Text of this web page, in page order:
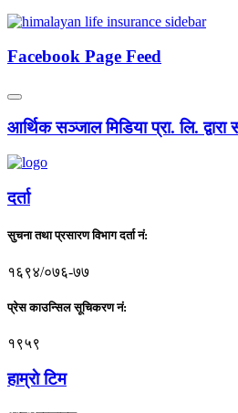
Facebook Page Feed
आर्थिक सञ्जाल मिडिया प्रा. लि. द्वारा
दर्ता
सुचना तथा प्रसारण विभाग दर्ता नं:
१६९४/०७६-७७
प्रेस काउन्सिल सूचिकरण नं:
१९५९
हाम्राे टिम